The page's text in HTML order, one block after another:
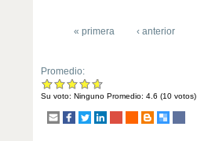
« primera ‹ anterior
Promedio:
Su voto: Ninguno Promedio: 4.6 (10 votos)